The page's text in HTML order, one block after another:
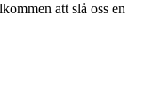
att slå oss en